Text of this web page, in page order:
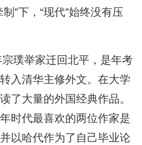
”下，“现代”始终没有压
璞举家迁回北平，是年考
入清华主修外文。在大学
了大量的外国经典作品。
时代最喜欢的两位作家是
以哈代作为了自己毕业论